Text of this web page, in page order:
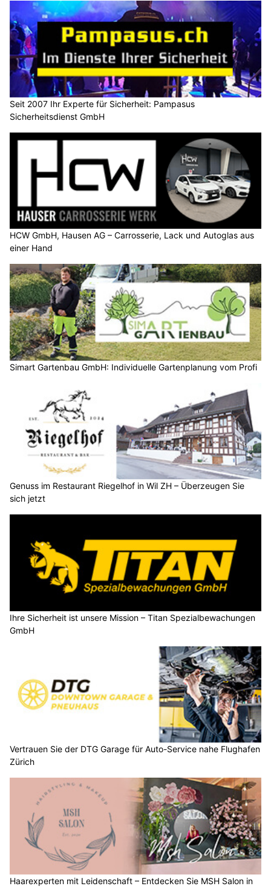
Seit 2007 Ihr Experte für Sicherheit: Pampasus
Sicherheitsdienst GmbH
HCW GmbH, Hausen AG – Carrosserie, Lack und Autoglas aus
einer Hand
Simart Gartenbau GmbH: Individuelle Gartenplanung vom Profi
Genuss im Restaurant Riegelhof in Wil ZH – Überzeugen Sie
sich jetzt
Ihre Sicherheit ist unsere Mission – Titan Spezialbewachungen
GmbH
Vertrauen Sie der DTG Garage für Auto-Service nahe Flughafen
Zürich
Haarexperten mit Leidenschaft – Entdecken Sie MSH Salon in